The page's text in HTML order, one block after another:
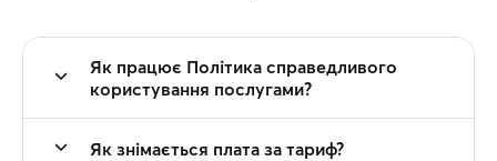
Як працює Політика справедливого
користування послугами?
Як знімається плата за тариф?